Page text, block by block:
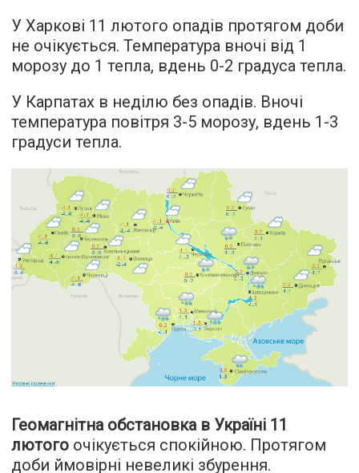
У Харкові 11 лютого опадів протягом доби
не очікується. Температура вночі від 1
морозу до 1 тепла, вдень 0-2 градуса тепла.
У Карпатах в неділю без опадів. Вночі
температура повітря 3-5 морозу, вдень 1-3
градуси тепла.
Геомагнітна обстановка в Україні 11
лютого очікується спокійною. Протягом
доби ймовірні невеликі збурення.